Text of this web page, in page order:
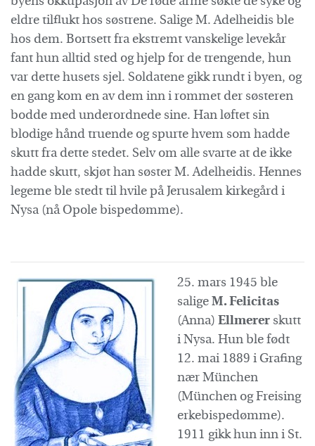
eldre tilflukt hos søstrene. Salige M. Adelheidis ble
hos dem. Bortsett fra ekstremt vanskelige levekår
fant hun alltid sted og hjelp for de trengende, hun
var dette husets sjel. Soldatene gikk rundt i byen, og
en gang kom en av dem inn i rommet der søsteren
bodde med underordnede sine. Han løftet sin
blodige hånd truende og spurte hvem som hadde
skutt fra dette stedet. Selv om alle svarte at de ikke
hadde skutt, skjøt han søster M. Adelheidis. Hennes
legeme ble stedt til hvile på Jerusalem kirkegård i
Nysa (nå Opole bispedømme).
25. mars 1945 ble
salige M. Felicitas
(Anna) Ellmerer skutt
i Nysa. Hun ble født
12. mai 1889 i Grafing
nær München
(München og Freising
erkebispedømme).
1911 gikk hun inn i St.